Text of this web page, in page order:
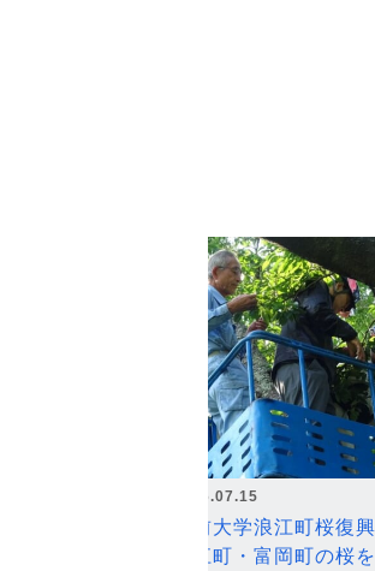
2026.07.15
弘前大学浪江町桜復
浪江町・富岡町の桜